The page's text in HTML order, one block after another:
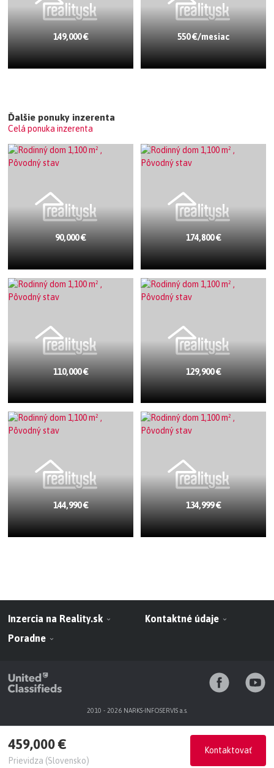
149,000 € 550 €/mesiac
Ďalšie ponuky inzerenta
Celá ponuka inzerenta
90,000 € 174,800 €
110,000 € 129,900 €
144,990 € 134,999 €
Inzercia na Reality.sk
Kontaktné údaje
Poradne
2010 - 2026 NARKS-INFOSERVIS a.s.
459,000 €
Prievidza (Slovensko)
Kontaktovať